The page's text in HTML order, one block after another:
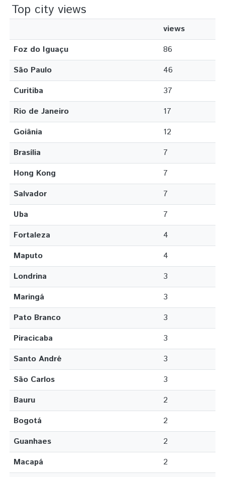
Top city views
views
Foz do Iguaçu
86
São Paulo
46
Curitiba
37
Rio de Janeiro
17
Goiânia
12
Brasília
7
Hong Kong
7
Salvador
7
Uba
7
Fortaleza
4
Maputo
4
Londrina
3
Maringá
3
Pato Branco
3
Piracicaba
3
Santo André
3
São Carlos
3
Bauru
2
Bogotá
2
Guanhaes
2
Macapá
2